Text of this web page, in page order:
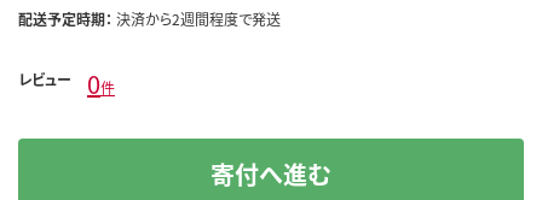
配送予定時期： 決済から2週間程度で発送
レビュー 0件
寄付へ進む